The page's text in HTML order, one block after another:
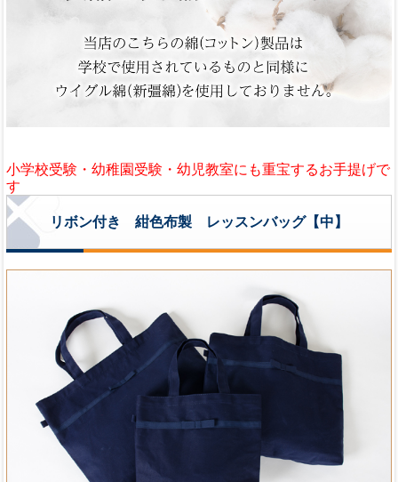
小学校受験・幼稚園受験・幼児教室にも重宝するお手提げで
す
リボン付き 紺色布製 レッスンバッグ【中】